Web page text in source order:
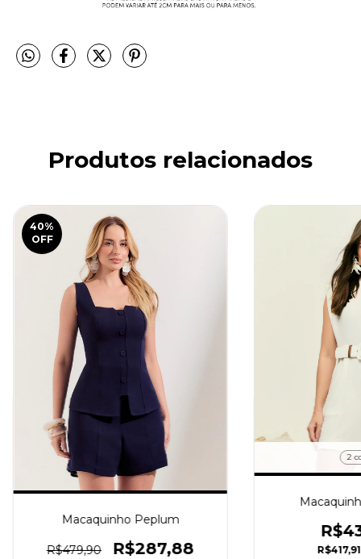
Produtos relacionados
40%
OFF
Macaquinho Peplum
R$479,90 R$287,88
2